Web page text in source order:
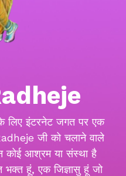
लिए इंटरनेट जगत पर एक
जी को चलाने वाले
कोई आश्रम या संस्था है
हूं, एक जिज्ञासु हूं जो